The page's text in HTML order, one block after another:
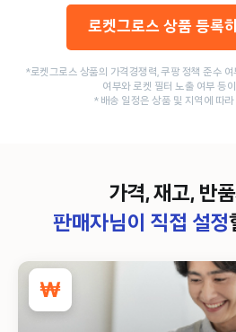
로켓그로스 상품 등록
*로켓그로스 상품의 가격경쟁력, 쿠팡 정책 준수
여부와 로켓 필터 노출 여부 등
* 배송 일정은 상품 및 지역에 따라
가격, 재고, 반
판매자님이 직접 설정